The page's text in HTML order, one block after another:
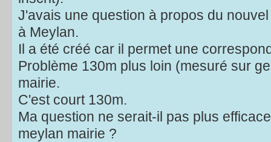
J'avais une question à propos du
à Meylan.
Il a été créé car il permet une
Problème 130m plus loin (mesuré sur
mairie.
C'est court 130m.
Ma question ne serait-il pas plus
meylan mairie ?